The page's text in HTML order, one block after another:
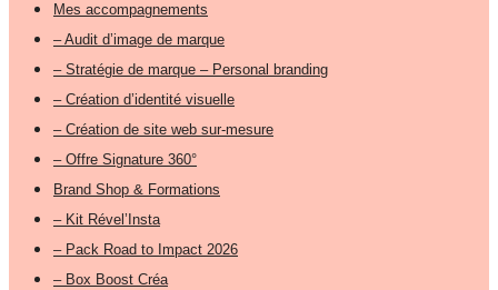
Mes accompagnements
– Audit d’image de marque
– Stratégie de marque – Personal branding
– Création d’identité visuelle
– Création de site web sur-mesure
– Offre Signature 360°
Brand Shop & Formations
– Kit Rével’Insta
– Pack Road to Impact 2026
– Box Boost Créa